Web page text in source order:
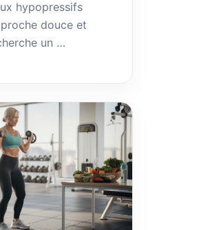
hypopressifs
douce et
un …